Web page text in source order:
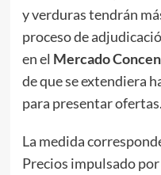
y verduras tendrán
proceso de
en el Mercado
de que se extendiera
para presentar ofertas.
La medida
Precios impulsado